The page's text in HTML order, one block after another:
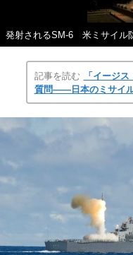
発射されるSM-6 米ミサイル
記事を読む
「イージ
質問――日本のミサイ